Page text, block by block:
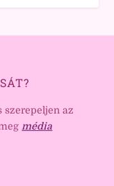
szerepeljen az
média